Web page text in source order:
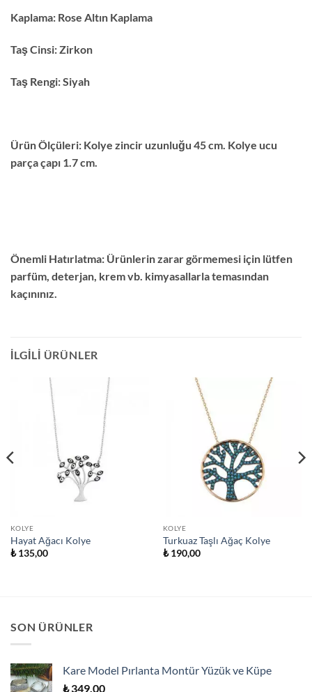
Kaplama: Rose Altın Kaplama
Taş Cinsi:Zirkon
Taş Rengi:Siyah
Ürün Ölçüleri: Kolye zincir uzunluğu 45 cm. Kolye ucu
parça çapı 1.7 cm.
Önemli Hatırlatma: Ürünlerin zarar görmemesi için lütfen
parfüm, deterjan, krem vb. kimyasallarla temasından
kaçınınız.
İLGILI ÜRÜNLER
KOLYE
Hayat Ağacı Kolye
₺135,00
KOLYE
Turkuaz Taşlı Ağaç Kolye
₺190,00
SON ÜRÜNLER
Kare Model Pırlanta Montür Yüzük ve Küpe
₺349,00